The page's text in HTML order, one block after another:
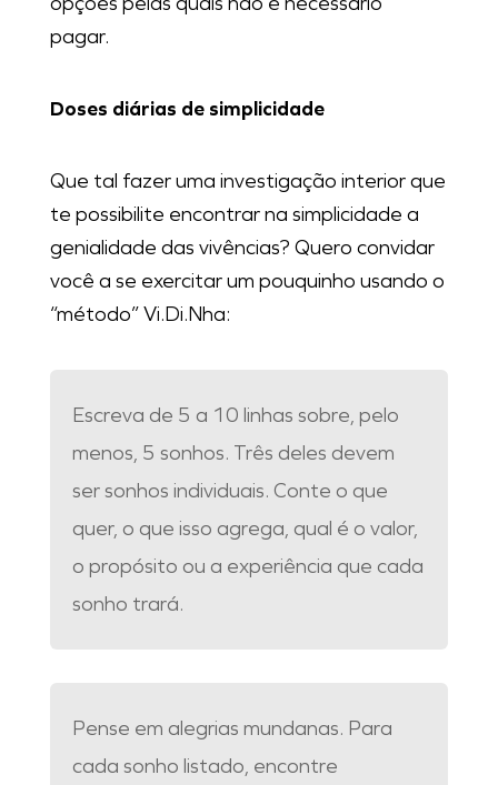
pagar.
Doses diárias de simplicidade
Que tal fazer uma investigação interior que
te possibilite encontrar na simplicidade a
genialidade das vivências? Quero convidar
você a se exercitar um pouquinho usando o
“método” Vi.Di.Nha:
Escreva de 5 a 10 linhas sobre, pelo
menos, 5 sonhos. Três deles devem
ser sonhos individuais. Conte o que
quer, o que isso agrega, qual é o valor,
o propósito ou a experiência que cada
sonho trará.
Pense em alegrias mundanas. Para
cada sonho listado, encontre